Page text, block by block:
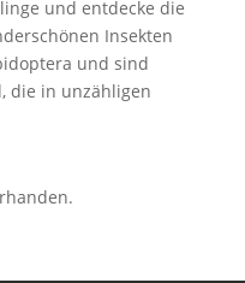
und entdecke die
Insekten
und sind
die in unzähligen